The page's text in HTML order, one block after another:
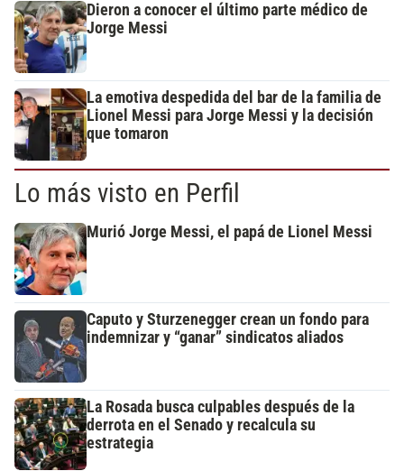
Dieron a conocer el último parte médico de
Jorge Messi
La emotiva despedida del bar de la familia de
Lionel Messi para Jorge Messi y la decisión
que tomaron
Lo más visto en Perfil
Murió Jorge Messi, el papá de Lionel Messi
Caputo y Sturzenegger crean un fondo para
indemnizar y “ganar” sindicatos aliados
La Rosada busca culpables después de la
derrota en el Senado y recalcula su
estrategia